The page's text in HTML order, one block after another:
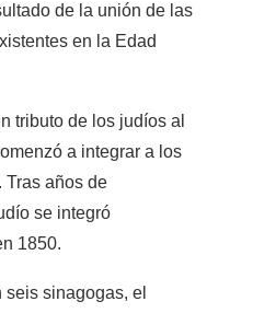
de la unión de las
en la Edad
tributo de los judíos al
a integrar a los
Tras años de
se integró
1850.
sinagogas, el